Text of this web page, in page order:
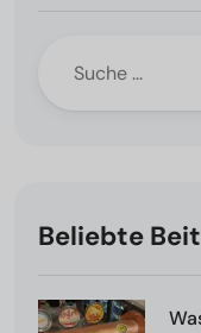
Beliebte